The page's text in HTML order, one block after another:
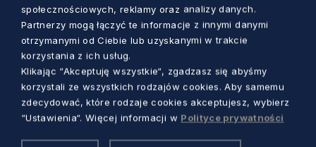
społecznościowych, reklamy oraz analizy danych.
Partnerzy mogą łączyć te informacje z innymi danymi
otrzymanymi od Ciebie lub uzyskanymi w trakcie
korzystania z ich usług.
Klikając “Akceptuję wszystkie“, zgadzasz się abyśmy
korzystali ze wszystkich rodzajów cookies. Aby samemu
zdecydować, które rodzaje cookies akceptujesz, wybierz
“Ustawienia“. Więcej informacji w Polityce prywatności